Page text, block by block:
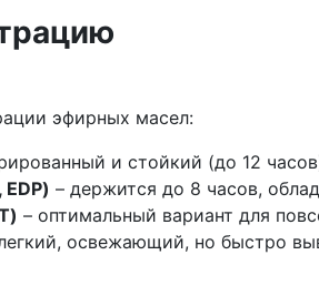
эфирных масел:
и стойкий (до 12
– держится до 8 часов,
– оптимальный вариант для
освежающий, но быстро